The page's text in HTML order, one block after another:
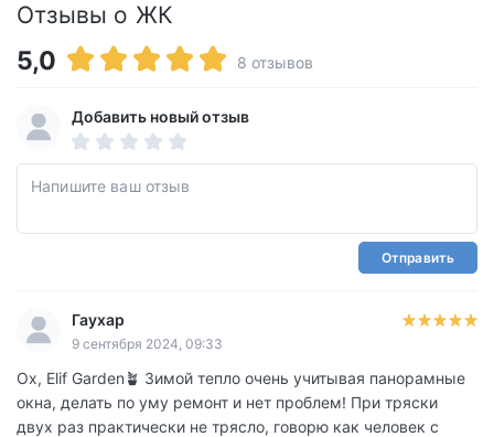
Отзывы о ЖК
5,0 8 отзывов
Добавить новый отзыв
Отправить
Гаухар
9 сентября 2024, 09:33
Ох, Elif Garden🪴 Зимой тепло очень учитывая панорамные
окна, делать по уму ремонт и нет проблем! При тряски
двух раз практически не трясло, говорю как человек с